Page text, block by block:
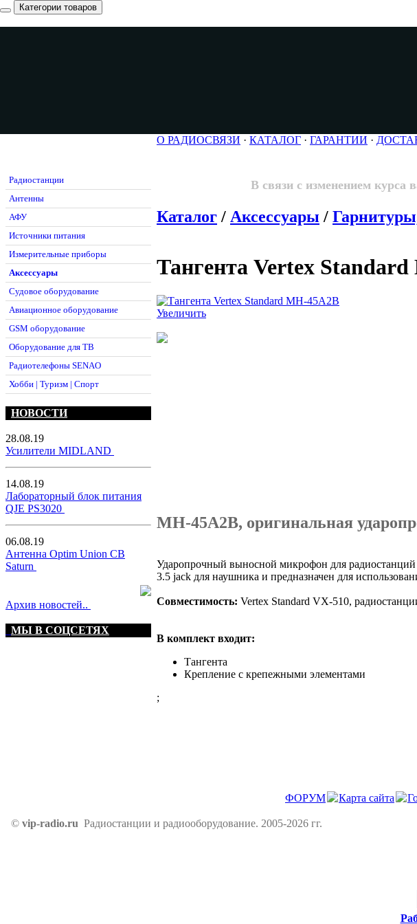
Категории товаров
Радиостанции
Антенны
АФУ
Источники питания
Измерительные приборы
Аксессуары
Судовое оборудование
Авиационное оборудование
GSM оборудование
Оборудование для ТВ
Радиотелефоны SENAO
Хобби | Туризм | Спорт
НОВОСТИ
28.08.19
Усилители MIDLAND
14.08.19
Лабораторный блок питания
QJE PS3020
06.08.19
Антенна Optim Union CB
Saturn
Архив новостей..
МЫ В СОЦСЕТЯХ
О РАДИОСВЯЗИ · КАТАЛОГ · ГАРАНТИИ ·
В связи с изменением курса
Каталог / Аксессуары /
Тангента Vertex
Увеличить
MH-45A2B, оригинальная
Ударопрочный выносной микрофон для
3.5 jack для наушника и предназначен для
Совместимость: Vertex Standard VX-510,
В комплект входит:
Тангента
Крепление с крепежными элементами
;
ФОРУМ Карта сайта
© vip-radio.ru Радиостанции и радиооборудование. 2005-2026 гг.